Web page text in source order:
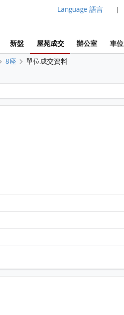
Language 語言 |
新盤 屋苑成交 辦公室 車位
8座 單位成交資料